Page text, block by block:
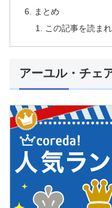
まとめ
この記事を読ま
アーユル・チェ